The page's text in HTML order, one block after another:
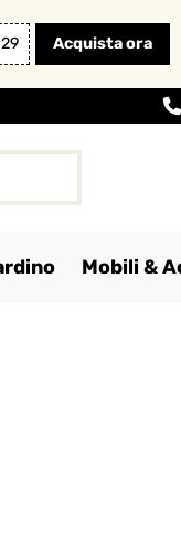
Acquista ora
Mobili &